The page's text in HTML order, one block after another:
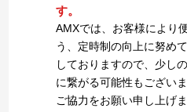
す。
AMXでは、お客様により
う、定時制の向上に努め
しておりますので、少し
に繋がる可能性もござい
ご協力をお願い申し上げ